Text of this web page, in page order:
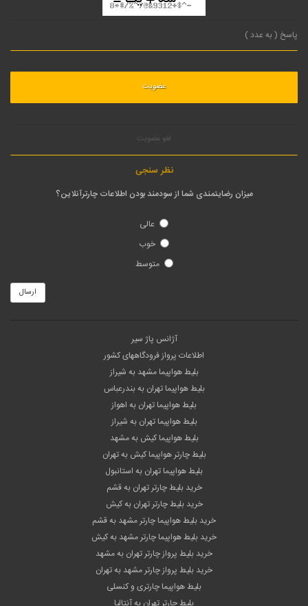
لغو عضویت
نظر سنجی
میزان رضایتمندی شما از سودمند بودن اطلاعات چارترآنلاین؟
عالی
خوب
متوسط
ارسال
آژانس پاژ سیر
اطلاعات پرواز فرودگاههای کشور
بلیط هواپیما مشهد به شیراز
بلیط هواپیما تهران به بندرعباس
بلیط هواپیما تهران به اهواز
بلیط هواپیما تهران به شیراز
بلیط هواپیما کیش به مشهد
بلیط چارتر هواپیما کیش به تهران
بلیط هواپیما تهران به استانبول
خرید بلیط چارتر تهران به قشم
خرید بلیط چارتر تهران به کیش
خرید بلیط هواپیما چارتر مشهد به قشم
خرید بلیط هواپیما چارتر مشهد به کیش
خرید بلیط پرواز چارتر تهران به مشهد
خرید بلیط پرواز چارتر مشهد به تهران
بلیط هواپیما چارتری و کنسلی